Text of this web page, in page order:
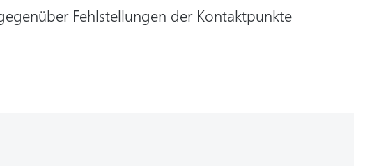
Fehlstellungen der Kontaktpunkte